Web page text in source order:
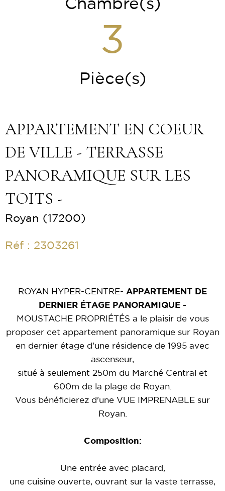
Chambre(s)
3
Pièce(s)
APPARTEMENT EN COEUR
DE VILLE - TERRASSE
PANORAMIQUE SUR LES
TOITS -
Royan (17200)
Réf : 2303261
ROYAN HYPER-CENTRE- APPARTEMENT DE
DERNIER ÉTAGE PANORAMIQUE -
MOUSTACHE PROPRIÉTÉS a le plaisir de vous
proposer cet appartement panoramique sur Royan
en dernier étage d'une résidence de 1995 avec
ascenseur,
situé à seulement 250m du Marché Central
et
600m de la plage de Royan.
Vous bénéficierez d'une VUE IMPRENABLE sur
Royan.
Composition:
Une entrée avec placard,
une cuisine ouverte, ouvrant sur la vaste terrasse,